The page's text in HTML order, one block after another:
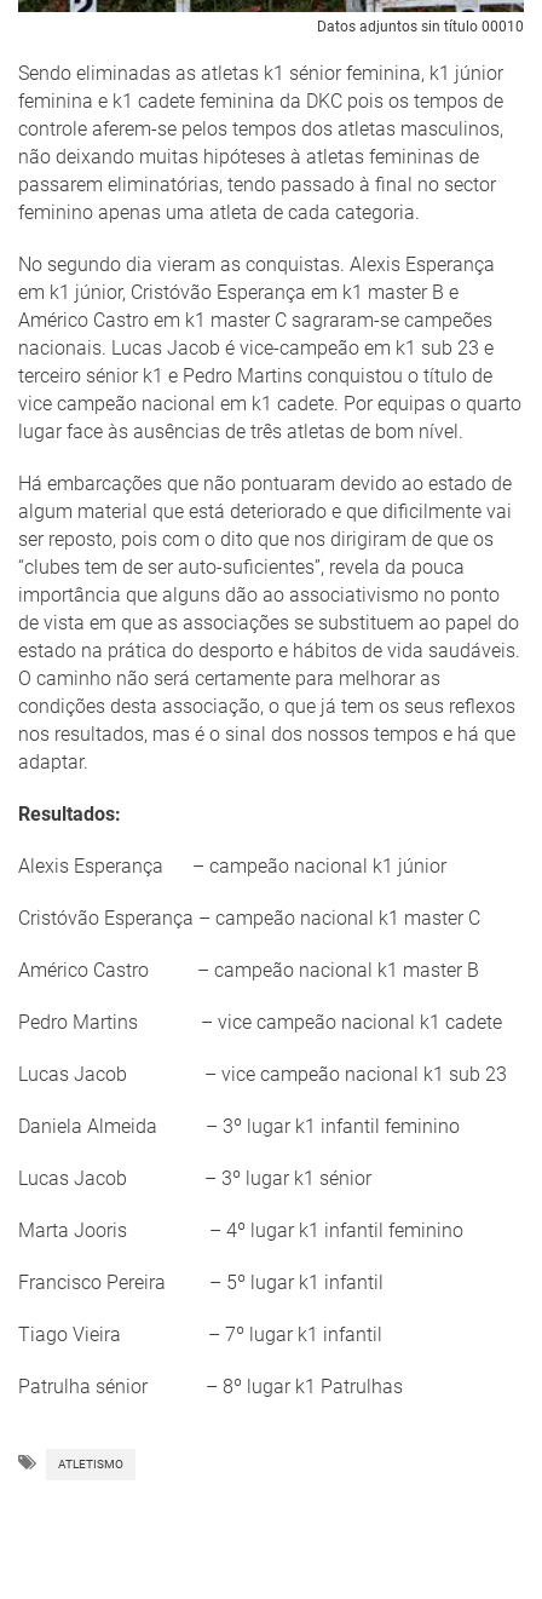
Datos adjuntos sin título 00010
Sendo eliminadas as atletas k1 sénior feminina, k1 júnior
feminina e k1 cadete feminina da DKC pois os tempos de
controle aferem-se pelos tempos dos atletas masculinos,
não deixando muitas hipóteses à atletas femininas de
passarem eliminatórias, tendo passado à final no sector
feminino apenas uma atleta de cada categoria.
No segundo dia vieram as conquistas. Alexis Esperança
em k1 júnior, Cristóvão Esperança em k1 master B e
Américo Castro em k1 master C sagraram-se campeões
nacionais. Lucas Jacob é vice-campeão em k1 sub 23 e
terceiro sénior k1 e Pedro Martins conquistou o título de
vice campeão nacional em k1 cadete. Por equipas o quarto
lugar face às ausências de três atletas de bom nível.
Há embarcações que não pontuaram devido ao estado de
algum material que está deteriorado e que dificilmente vai
ser reposto, pois com o dito que nos dirigiram de que os
“clubes tem de ser auto-suficientes”, revela da pouca
importância que alguns dão ao associativismo no ponto
de vista em que as associações se substituem ao papel do
estado na prática do desporto e hábitos de vida saudáveis.
O caminho não será certamente para melhorar as
condições desta associação, o que já tem os seus reflexos
nos resultados, mas é o sinal dos nossos tempos e há que
adaptar.
Resultados:
Alexis Esperança – campeão nacional k1 júnior
Cristóvão Esperança – campeão nacional k1 master C
Américo Castro – campeão nacional k1 master B
Pedro Martins – vice campeão nacional k1 cadete
Lucas Jacob – vice campeão nacional k1 sub 23
Daniela Almeida – 3º lugar k1 infantil feminino
Lucas Jacob – 3º lugar k1 sénior
Marta Jooris – 4º lugar k1 infantil feminino
Francisco Pereira – 5º lugar k1 infantil
Tiago Vieira – 7º lugar k1 infantil
Patrulha sénior – 8º lugar k1 Patrulhas
ATLETISMO